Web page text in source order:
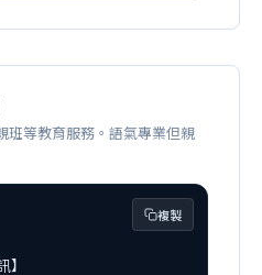
班等教育服務。語氣專業但親
】
複製